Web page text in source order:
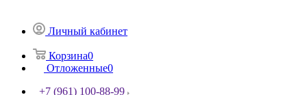
Личный кабинет
Корзина0
Отложенные0
+7 (961) 100-88-99